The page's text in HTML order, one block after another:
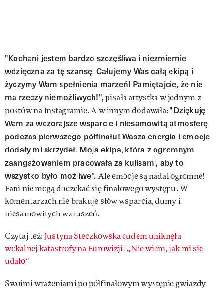
"Kochani jestem bardzo szczęśliwa i niezmiernie
wdzięczna za tę szansę. Całujemy Was całą ekipą i
życzymy Wam spełnienia marzeń! Pamiętajcie, że nie
ma rzeczy niemożliwych!",pisała artystka w jednym z
postów na Instagramie. A w innym dodawała: "Dziękuję
Wam za wczorajsze wsparcie i niesamowitą atmosferę
podczas pierwszego półfinału! Wasza energia i emocje
dodały mi skrzydeł. Moja ekipa, która z ogromnym
zaangażowaniem pracowała za kulisami, aby to
wszystko było możliwe". Ale emocje są nadal ogromne!
Fani nie mogą doczekać się finałowego występu. W
komentarzach nie brakuje słów wsparcia, dumy i
niesamowitych wzruszeń.
Czytaj też: Justyna Steczkowska cudem uniknęła
wokalnej katastrofy na Eurowizji! „Nie wiem, jak mi się
udało"
Swoimi wrażeniami po półfinałowym występie gwiazdy